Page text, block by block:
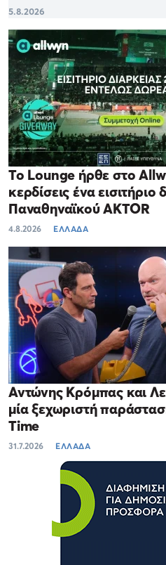
5.8.2026
Το Lounge ήρθε στο
κερδίσεις ένα εισιτήριο
Παναθηναϊκού AKTOR
4.8.2026 ΕΛΛΑΔΑ
Αντώνης Κρόμπας και
μία ξεχωριστή
Time
31.7.2026 ΕΛΛΑΔΑ